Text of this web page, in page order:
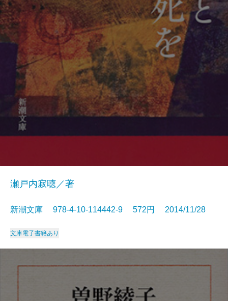
瀬戸内寂聴／著
新潮文庫 978-4-10-114442-9 572円 2014/11/28
文庫電子書籍あり